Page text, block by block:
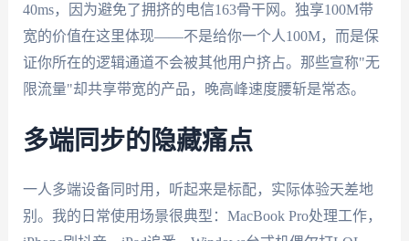
40ms，因为避免了拥挤的电信163骨干网。独享100M带
宽的价值在这里体现——不是给你一个人100M，而是保
证你所在的逻辑通道不会被其他用户挤占。那些宣称"无
限流量"却共享带宽的产品，晚高峰速度腰斩是常态。
多端同步的隐藏痛点
一人多端设备同时用，听起来是标配，实际体验天差地
别。我的日常使用场景很典型：MacBook Pro处理工作，